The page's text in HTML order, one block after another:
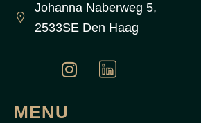
Johanna Naberweg 5,
2533SE Den Haag
MENU